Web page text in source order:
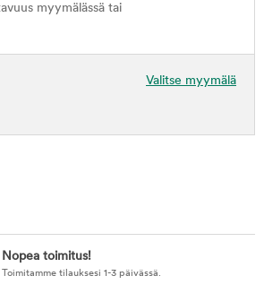
myymälässä tai
Valitse myymälä
Nopea toimitus!
Toimitamme tilauksesi 1-3 päivässä.